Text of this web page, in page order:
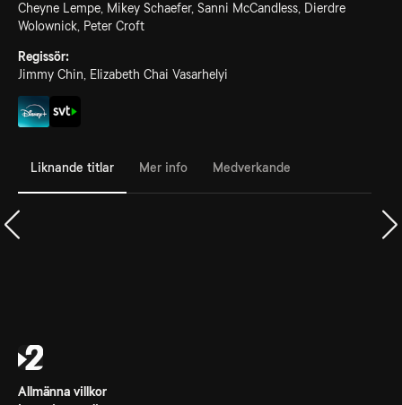
Cheyne Lempe, Mikey Schaefer, Sanni McCandless, Dierdre
Wolownick, Peter Croft
Regissör:
Jimmy Chin, Elizabeth Chai Vasarhelyi
Liknande titlar Mer info Medverkande
Allmänna villkor